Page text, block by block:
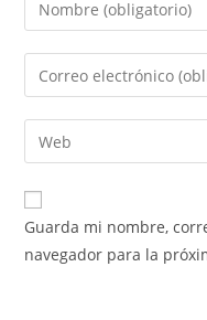
Guarda mi nombre,
navegador para la